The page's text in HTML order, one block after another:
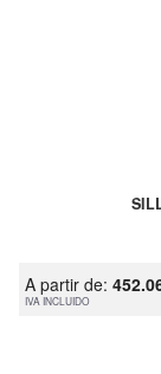
A partir de:
IVA INCLUIDO